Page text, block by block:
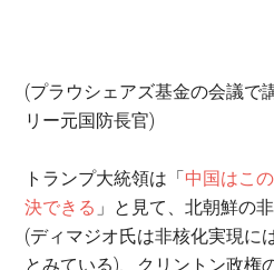
(プラウシェアズ基金の会議で
リー元国防長官)
トランプ大統領は「中国はこ
決できる 」と見て、北朝鮮の
(ディマジオ氏は非核化実現に
とみている)、クリントン政権